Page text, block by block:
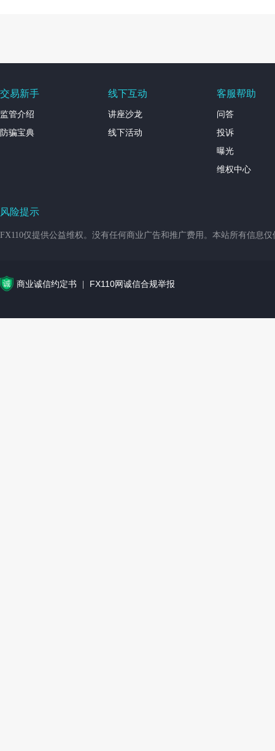
交易新手
监管介绍
防骗宝典
线下互动
讲座沙龙
线下活动
客服帮助
问答
投诉
曝光
维权中心
风险提示
FX110仅提供公益维权。没有任何商业广告和推广费用。本站所有信息
商业诚信约定书 FX110网诚信合规举报